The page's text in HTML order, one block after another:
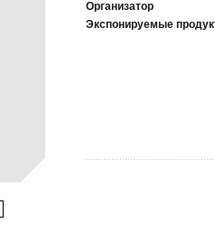
Организатор
Экспонируемые